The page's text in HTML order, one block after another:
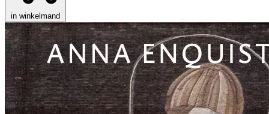
in winkelmand